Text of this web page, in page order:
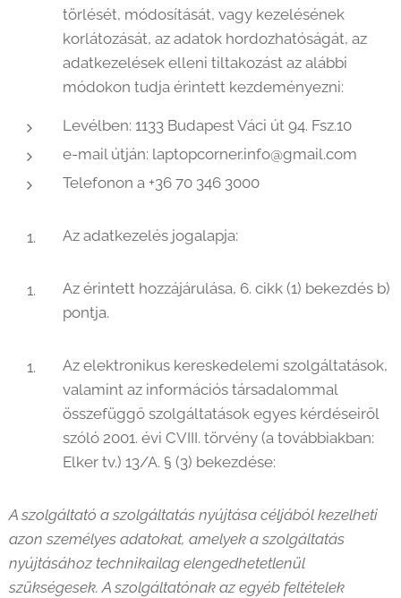
törlését, módosítását, vagy kezelésének
korlátozását, az adatok hordozhatóságát, az
adatkezelések elleni tiltakozást az alábbi
módokon tudja érintett kezdeményezni:
Levélben: 1133 Budapest Váci út 94. Fsz.10
e-mail útján: laptopcorner.info@gmail.com
Telefonon a +36 70 346 3000
Az adatkezelés jogalapja:
Az érintett hozzájárulása, 6. cikk (1) bekezdés b)
pontja.
Az elektronikus kereskedelemi szolgáltatások,
valamint az információs társadalommal
összefüggő szolgáltatások egyes kérdéseiről
szóló 2001. évi CVIII. törvény (a továbbiakban:
Elker tv.) 13/A. § (3) bekezdése:
A szolgáltató a szolgáltatás nyújtása céljából kezelheti
azon személyes adatokat, amelyek a szolgáltatás
nyújtásához technikailag elengedhetetlenül
szükségesek. A szolgáltatónak az egyéb feltételek